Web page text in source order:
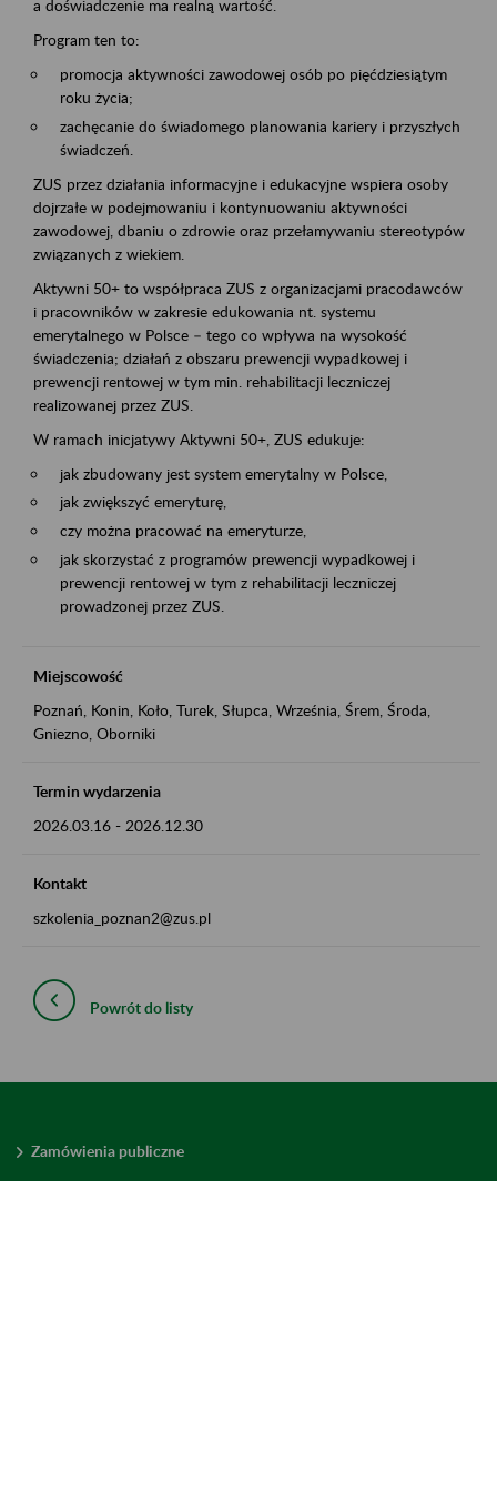
a doświadczenie ma realną wartość.
Program ten to:
promocja aktywności zawodowej osób po pięćdziesiątym
roku życia;
zachęcanie do świadomego planowania kariery i przyszłych
świadczeń.
ZUS przez działania informacyjne i edukacyjne wspiera osoby
dojrzałe w podejmowaniu i kontynuowaniu aktywności
zawodowej, dbaniu o zdrowie oraz przełamywaniu stereotypów
związanych z wiekiem.
Aktywni 50+ to współpraca ZUS z organizacjami pracodawców
i pracowników w zakresie edukowania nt. systemu
emerytalnego w Polsce – tego co wpływa na wysokość
świadczenia; działań z obszaru prewencji wypadkowej i
prewencji rentowej w tym min. rehabilitacji leczniczej
realizowanej przez ZUS.
W ramach inicjatywy Aktywni 50+, ZUS edukuje:
jak zbudowany jest system emerytalny w Polsce,
jak zwiększyć emeryturę,
czy można pracować na emeryturze,
jak skorzystać z programów prewencji wypadkowej i
prewencji rentowej w tym z rehabilitacji leczniczej
prowadzonej przez ZUS.
Miejscowość
Poznań, Konin, Koło, Turek, Słupca, Września, Śrem, Środa,
Gniezno, Oborniki
Termin wydarzenia
2026.03.16 - 2026.12.30
Kontakt
szkolenia_poznan2@zus.pl
Powrót do listy
Zamówienia publiczne